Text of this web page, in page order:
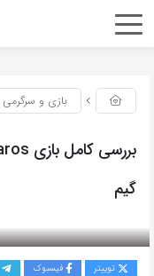
بازی و سرگرمی
گیم
توییتر فیسبوک